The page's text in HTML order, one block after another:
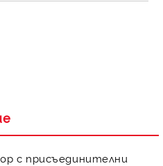
с присъединителни